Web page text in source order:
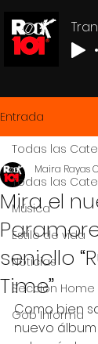
Entrada
Todas las
Música
Estilo de vida
Noticias
Seccion Home
Gob Informa
Todas las
Mira el
senicllo
Time”
Maira Rayas
Como bien
nuevo